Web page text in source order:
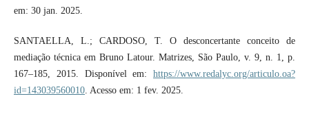
em: 30 jan. 2025.
SANTAELLA, L.; CARDOSO, T. O desconcertante conceito de
mediação técnica em Bruno Latour. Matrizes, São Paulo, v. 9, n. 1, p.
167–185, 2015. Disponível em:https://www.redalyc.org/articulo.oa?
id=143039560010. Acesso em: 1 fev. 2025.